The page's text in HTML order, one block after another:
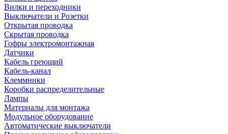
Вилки и переходники
Выключатели и Розетки
Открытая проводка
Скрытая проводка
Гофры электромонтажная
Датчики
Кабель греющий
Кабель-канал
Клеммники
Коробки распределительные
Лампы
Материалы для монтажа
Модульное оборудование
Автоматические выключатели